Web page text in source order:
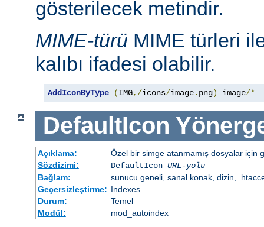
gösterilecek metindir.
MIME-türü MIME türleri
kalıbı ifadesi olabilir.
AddIconByType (IMG,/icons/image. png) image/*
DefaultIcon
Açıklama:
Özel bir simge atanmamış dosyalar için
Sözdizimi:
DefaultIcon URL-yolu
Bağlam:
sunucu geneli, sanal konak, dizin,
Geçersizleştirme: Indexes
Durum:
Temel
Modül:
mod_autoindex